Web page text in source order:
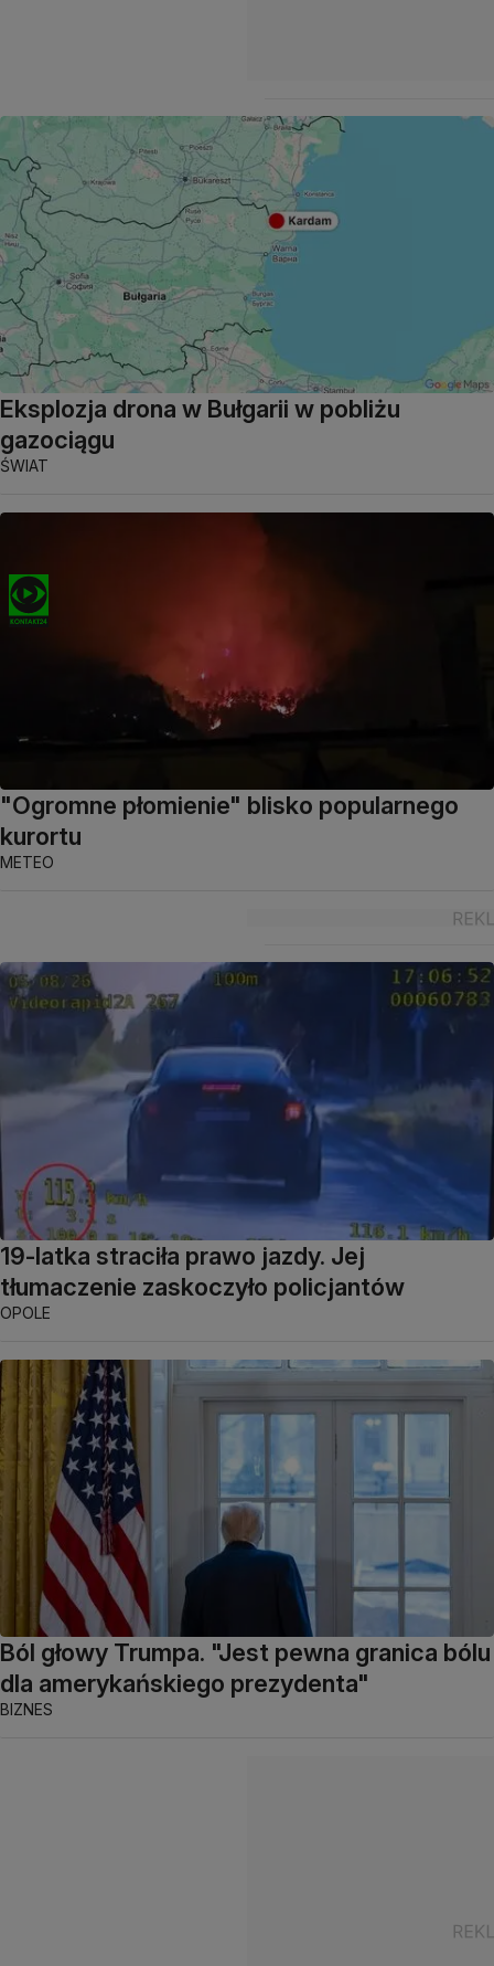
Eksplozja drona w Bułgarii w pobliżu
gazociągu
ŚWIAT
"Ogromne płomienie" blisko popularnego
kurortu
METEO
19-latka straciła prawo jazdy. Jej
tłumaczenie zaskoczyło policjantów
OPOLE
Ból głowy Trumpa. "Jest pewna granica bólu
dla amerykańskiego prezydenta"
BIZNES